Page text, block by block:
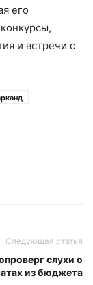
его
и встречи с
Следующая статья
слухи о
из бюджета